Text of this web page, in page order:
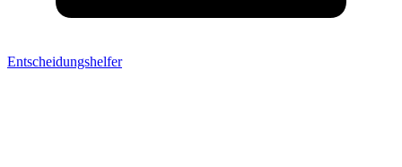
Entscheidungshelfer